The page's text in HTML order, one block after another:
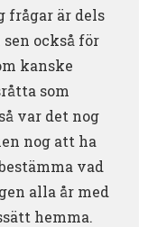
är dels
också för
kanske
som
var det nog
nog att ha
vad
alla år med
hemma.